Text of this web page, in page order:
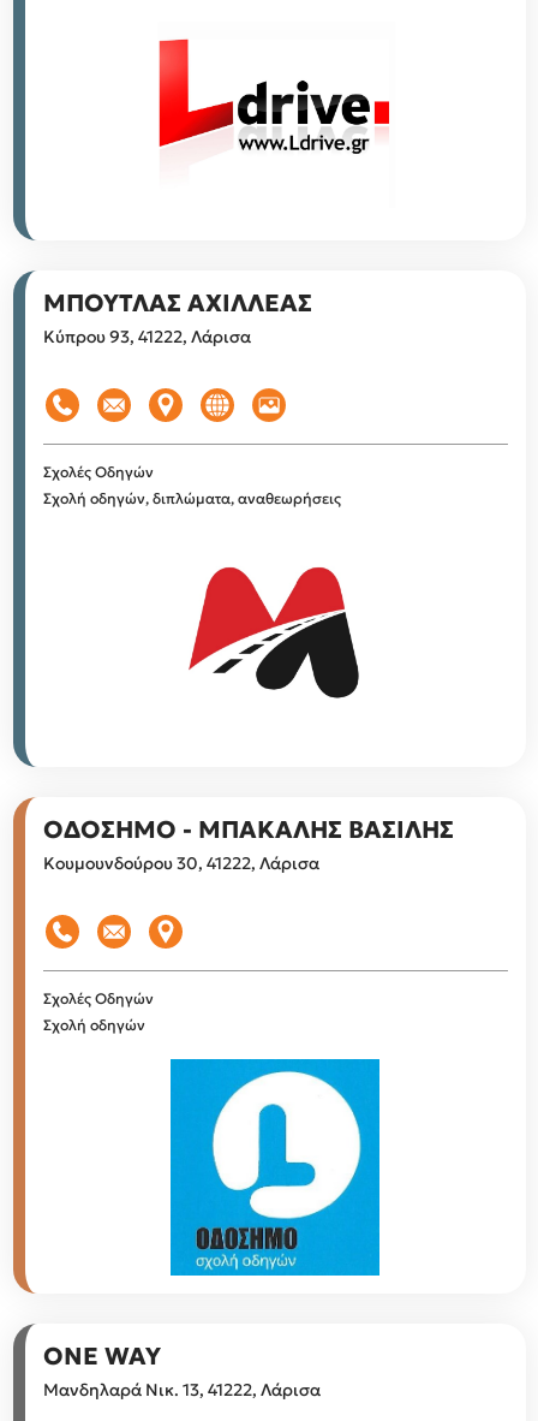
ΜΠΟΥΤΛΑΣ ΑΧΙΛΛΕΑΣ
Κύπρου 93, 41222, Λάρισα
Σχολές Οδηγών
Σχολή οδηγών, διπλώματα, αναθεωρήσεις
ΟΔΟΣΗΜΟ - ΜΠΑΚΑΛΗΣ ΒΑΣΙΛΗΣ
Κουμουνδούρου 30, 41222, Λάρισα
Σχολές Οδηγών
Σχολή οδηγών
ONE WAY
Μανδηλαρά Νικ. 13, 41222, Λάρισα